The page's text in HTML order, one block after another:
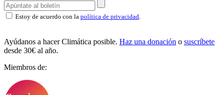
Estoy de acuerdo con la política de privacidad.
Ayúdanos a hacer Climática posible. Haz una donación o suscríbete
desde 30€ al año.
Miembros de: